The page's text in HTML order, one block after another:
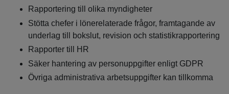
Rapportering till olika myndigheter
Stötta chefer i lönerelaterade frågor, framtagande av
underlag till bokslut, revision och statistikrapportering
Rapporter till HR
Säker hantering av personuppgifter enligt GDPR
Övriga administrativa arbetsuppgifter kan tillkomma